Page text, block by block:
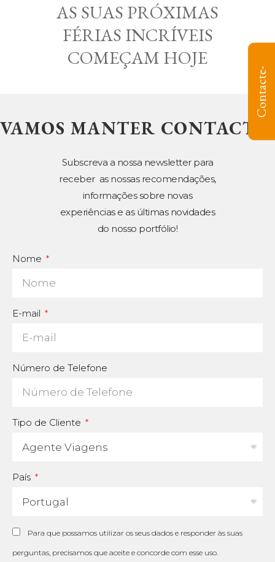
C
o
n
t
a
c
t
e
-
n
o
AS SUAS PRÓXIMAS
FÉRIAS INCRÍVEIS
COMEÇAM HOJE
VAMOS MANTER CONTACTO!
Subscreva a nossa newsletter para
receber as nossas recomendações,
informações sobre novas
experiências e as últimas novidades
do nosso portfólio!
Nome
E-mail
Número de Telefone
Tipo de Cliente
País
Para que possamos utilizar os seus dados e responder às suas
perguntas, precisamos que aceite e concorde com esse uso.